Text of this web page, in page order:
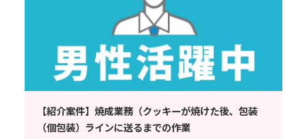
【紹介案件】焼成業務（クッキーが焼けた後、包装
（個包装）ラインに送るまでの作業